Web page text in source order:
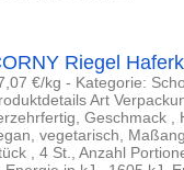
Riegel
€/kg - Kategorie:
Art
Geschmack ,
vegetarisch,
, 4 St., Anzahl